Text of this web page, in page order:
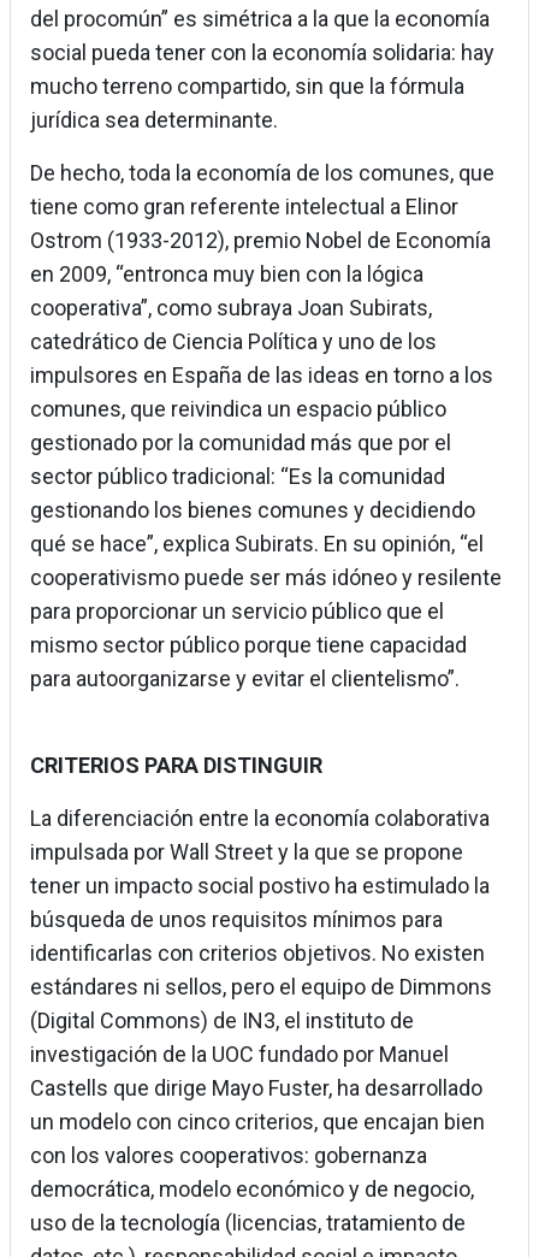
del procomún” es simétrica a la que la economía
social pueda tener con la economía solidaria: hay
mucho terreno compartido, sin que la fórmula
jurídica sea determinante.
De hecho, toda la economía de los comunes, que
tiene como gran referente intelectual a Elinor
Ostrom (1933-2012), premio Nobel de Economía
en 2009, “entronca muy bien con la lógica
cooperativa”, como subraya Joan Subirats,
catedrático de Ciencia Política y uno de los
impulsores en España de las ideas en torno a los
comunes, que reivindica un espacio público
gestionado por la comunidad más que por el
sector público tradicional: “Es la comunidad
gestionando los bienes comunes y decidiendo
qué se hace”, explica Subirats. En su opinión, “el
cooperativismo puede ser más idóneo y resilente
para proporcionar un servicio público que el
mismo sector público porque tiene capacidad
para autoorganizarse y evitar el clientelismo”.
CRITERIOS PARA DISTINGUIR
La diferenciación entre la economía colaborativa
impulsada por Wall Street y la que se propone
tener un impacto social postivo ha estimulado la
búsqueda de unos requisitos mínimos para
identificarlas con criterios objetivos. No existen
estándares ni sellos, pero el equipo de Dimmons
(Digital Commons) de IN3, el instituto de
investigación de la UOC fundado por Manuel
Castells que dirige Mayo Fuster, ha desarrollado
un modelo con cinco criterios, que encajan bien
con los valores cooperativos: gobernanza
democrática, modelo económico y de negocio,
uso de la tecnología (licencias, tratamiento de